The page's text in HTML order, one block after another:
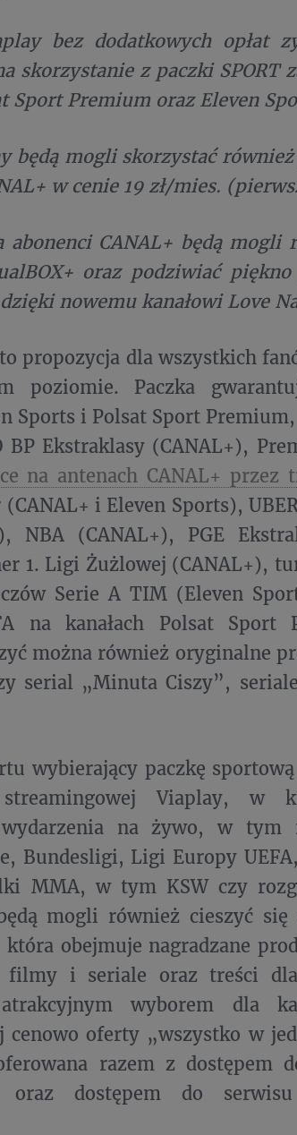
bez dodatkowych opłat
skorzystanie z paczki SPORT
Sport Premium oraz Eleven
będą mogli skorzystać
w cenie 19 zł/mies.
abonenci CANAL+ będą
oraz podziwiać
nowemu kanałowi Love
to propozycja dla wszystkich
poziomie. Paczka
Sports i Polsat Sport
BP Ekstraklasy (CANAL+),
na antenach CANAL+ przez
i Eleven Sports),
NBA (CANAL+), PGE
1. Ligi Żużlowej (CANAL+),
Serie A TIM (Eleven
na kanałach Polsat Sport
można również oryginalne
serial „Minuta Ciszy”,
wybierający paczkę
Viaplay, w
wydarzenia na żywo, w tym
Bundesligi, Ligi Europy
MMA, w tym KSW czy
mogli również cieszyć
obejmuje nagradzane
filmy i seriale oraz treści dla
wyborem dla
cenowo oferty „wszystko w
razem z dostępem
oraz dostępem do